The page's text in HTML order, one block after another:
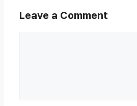
Leave a Comment